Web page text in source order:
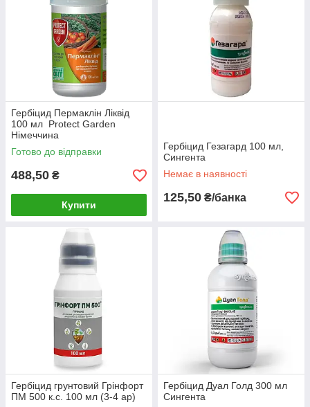
Гербіцид Пермаклін Ліквід
100 мл Protect Garden
Німеччина
Готово до відправки
488,50 ₴
Купити
Гербіцид Гезагард 100 мл,
Сингента
Немає в наявності
125,50 ₴/банка
Гербіцид грунтовий Грінфорт
ПМ 500 к.с. 100 мл (3-4 ар)
Гербіцид Дуал Голд 300 мл
Сингента